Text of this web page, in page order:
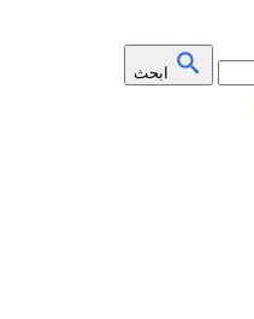
ابحث